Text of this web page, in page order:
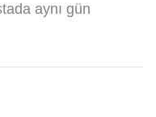
aynı gün